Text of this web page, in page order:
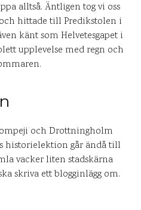
alltså. Äntligen tog vi oss
hittade till Predikstolen i
känt som Helvetesgapet i
upplevelse med regn och
och Drottningholm
historielektion går ändå till
vacker liten stadskärna
skriva ett blogginlägg om.